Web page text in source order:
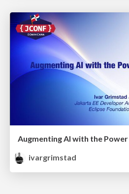
Augmenting AI with the
ivargrimstad